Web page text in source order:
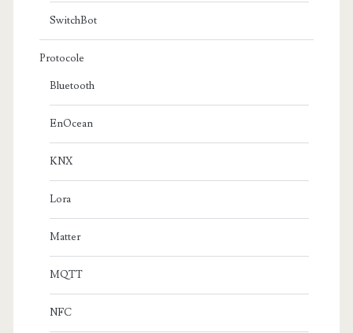
SwitchBot
Protocole
Bluetooth
EnOcean
KNX
Lora
Matter
MQTT
NFC